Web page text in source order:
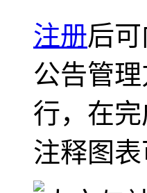
注册后
公告管
行，在
注释图